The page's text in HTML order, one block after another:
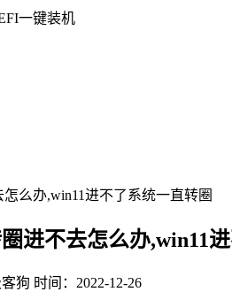
一键装机
么办,win11进不了系统一直转圈
进不去怎么办,win11
狗 时间：2022-12-26